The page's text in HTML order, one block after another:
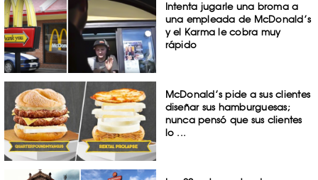
Intenta jugarle una broma a
una empleada de McDonald’s
y el Karma le cobra muy
rápido
McDonald’s pide a sus clientes
diseñar sus hamburguesas;
nunca pensó que sus clientes
lo ...